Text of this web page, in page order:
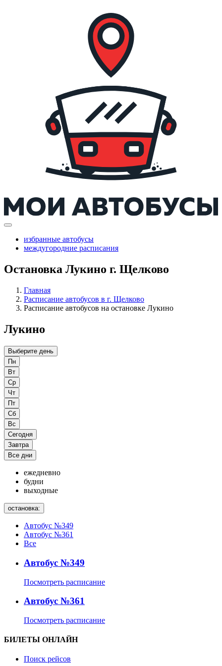
избранные автобусы
междугородние расписания
Остановка Лукино г. Щелково
Главная
Расписание автобусов в г. Щелково
Расписание автобусов на остановке Лукино
Лукино
Выберите день
Пн
Вт
Ср
Чт
Пт
Сб
Вс
Сегодня
Завтра
Все дни
ежедневно
будни
выходные
остановка:
Автобус №349
Автобус №361
Все
Автобус №349
Посмотреть расписание
Автобус №361
Посмотреть расписание
БИЛЕТЫ ОНЛАЙН
Поиск рейсов